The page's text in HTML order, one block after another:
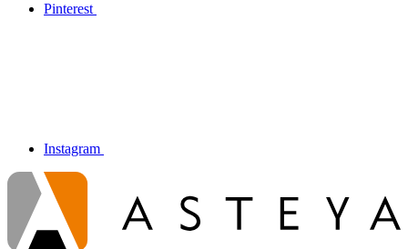
Pinterest
Instagram